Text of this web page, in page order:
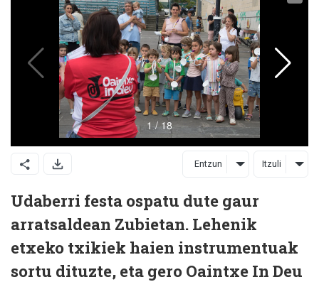
Entzun Itzuli
Udaberri festa ospatu dute gaur
arratsaldean Zubietan. Lehenik
etxeko txikiek haien instrumentuak
sortu dituzte, eta gero Oaintxe In Deu